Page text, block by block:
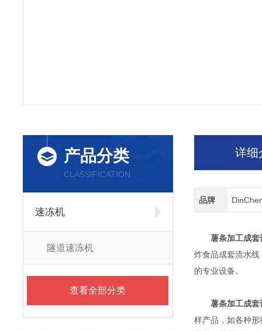
产品分类
CLASSIFICATION
速冻机
隧道速冻机
查看全部分类
详细
品牌
薯条加工成
炸食品成套流水
的专业设备。
薯条加工成
样产品，如各种